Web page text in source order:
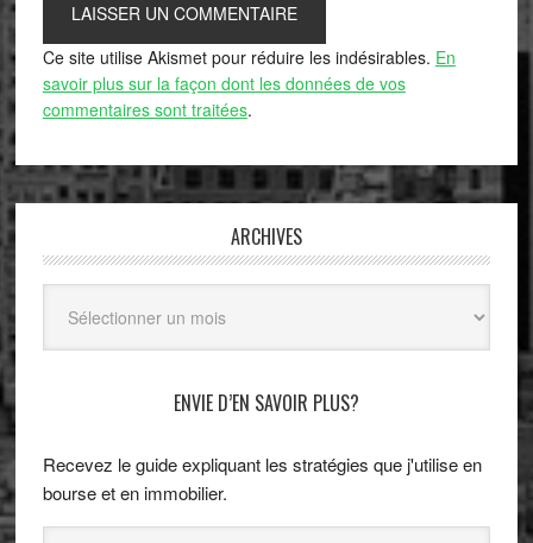
Ce site utilise Akismet pour réduire les indésirables. En
savoir plus sur la façon dont les données de vos
commentaires sont traitées.
ARCHIVES
ENVIE D’EN SAVOIR PLUS?
Recevez le guide expliquant les stratégies que j'utilise en
bourse et en immobilier.